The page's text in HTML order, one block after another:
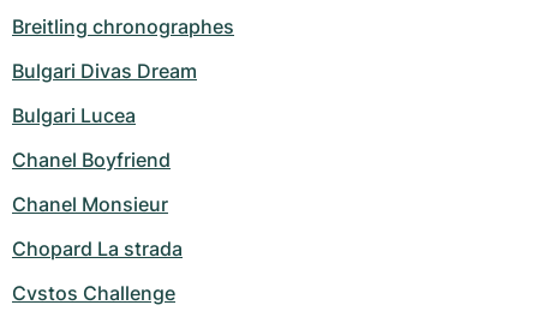
Breitling chronographes
Bulgari Divas Dream
Bulgari Lucea
Chanel Boyfriend
Chanel Monsieur
Chopard La strada
Cvstos Challenge